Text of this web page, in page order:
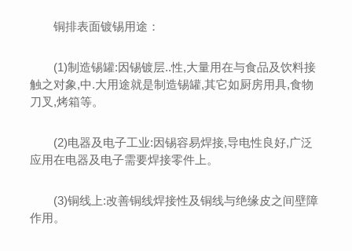
铜排表面镀锡用途：
(1)制造锡罐:因锡镀层..性,大量用在与食品及饮料接
触之对象,中.大用途就是制造锡罐,其它如厨房用具,食物
刀叉,烤箱等。
(2)电器及电子工业:因锡容易焊接,导电性良好,广泛
应用在电器及电子需要焊接零件上。
(3)铜线上:改善铜线焊接性及铜线与绝缘皮之间壁障
作用。